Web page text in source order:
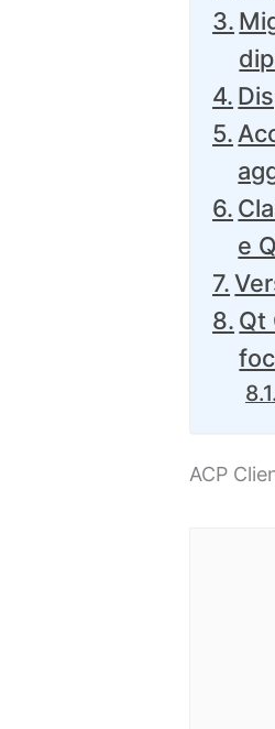
e
Qt
ACP